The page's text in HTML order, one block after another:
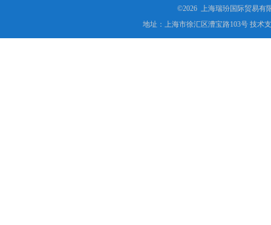
©2026 上海瑞玢国际贸易有
地址：上海市徐汇区漕宝路103号 技术